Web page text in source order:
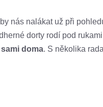
nás nalákat už při
dorty rodí pod
doma. S několika